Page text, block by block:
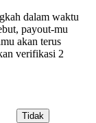
dalam waktu
payout-mu
akan terus
verifikasi 2
Tidak